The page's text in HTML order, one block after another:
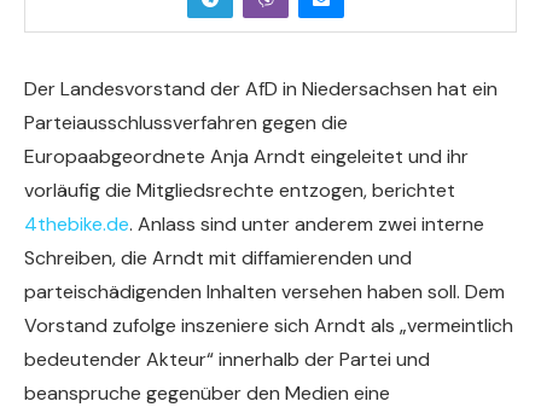
Der Landesvorstand der AfD in Niedersachsen hat ein
Parteiausschlussverfahren gegen die
Europaabgeordnete Anja Arndt eingeleitet und ihr
vorläufig die Mitgliedsrechte entzogen, berichtet
4thebike.de. Anlass sind unter anderem zwei interne
Schreiben, die Arndt mit diffamierenden und
parteischädigenden Inhalten versehen haben soll. Dem
Vorstand zufolge inszeniere sich Arndt als „vermeintlich
bedeutender Akteur“ innerhalb der Partei und
beanspruche gegenüber den Medien eine